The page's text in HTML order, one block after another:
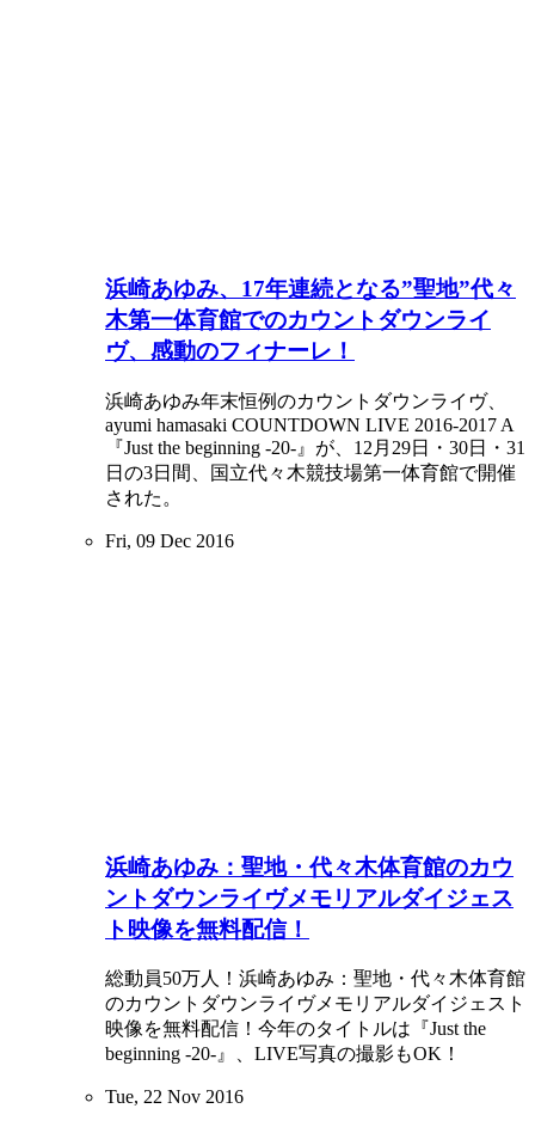
浜崎あゆみ、17年連続となる”聖地”代々
木第一体育館でのカウントダウンライ
ヴ、感動のフィナーレ！
浜崎あゆみ年末恒例のカウントダウンライヴ、
ayumi hamasaki COUNTDOWN LIVE 2016-2017 A
『Just the beginning -20-』が、12月29日・30日・31
日の3日間、国立代々木競技場第一体育館で開催
された。
Fri, 09 Dec 2016
浜崎あゆみ：聖地・代々木体育館のカウ
ントダウンライヴメモリアルダイジェス
ト映像を無料配信！
総動員50万人！浜崎あゆみ：聖地・代々木体育館
のカウントダウンライヴメモリアルダイジェスト
映像を無料配信！今年のタイトルは『Just the
beginning -20-』、LIVE写真の撮影もOK！
Tue, 22 Nov 2016